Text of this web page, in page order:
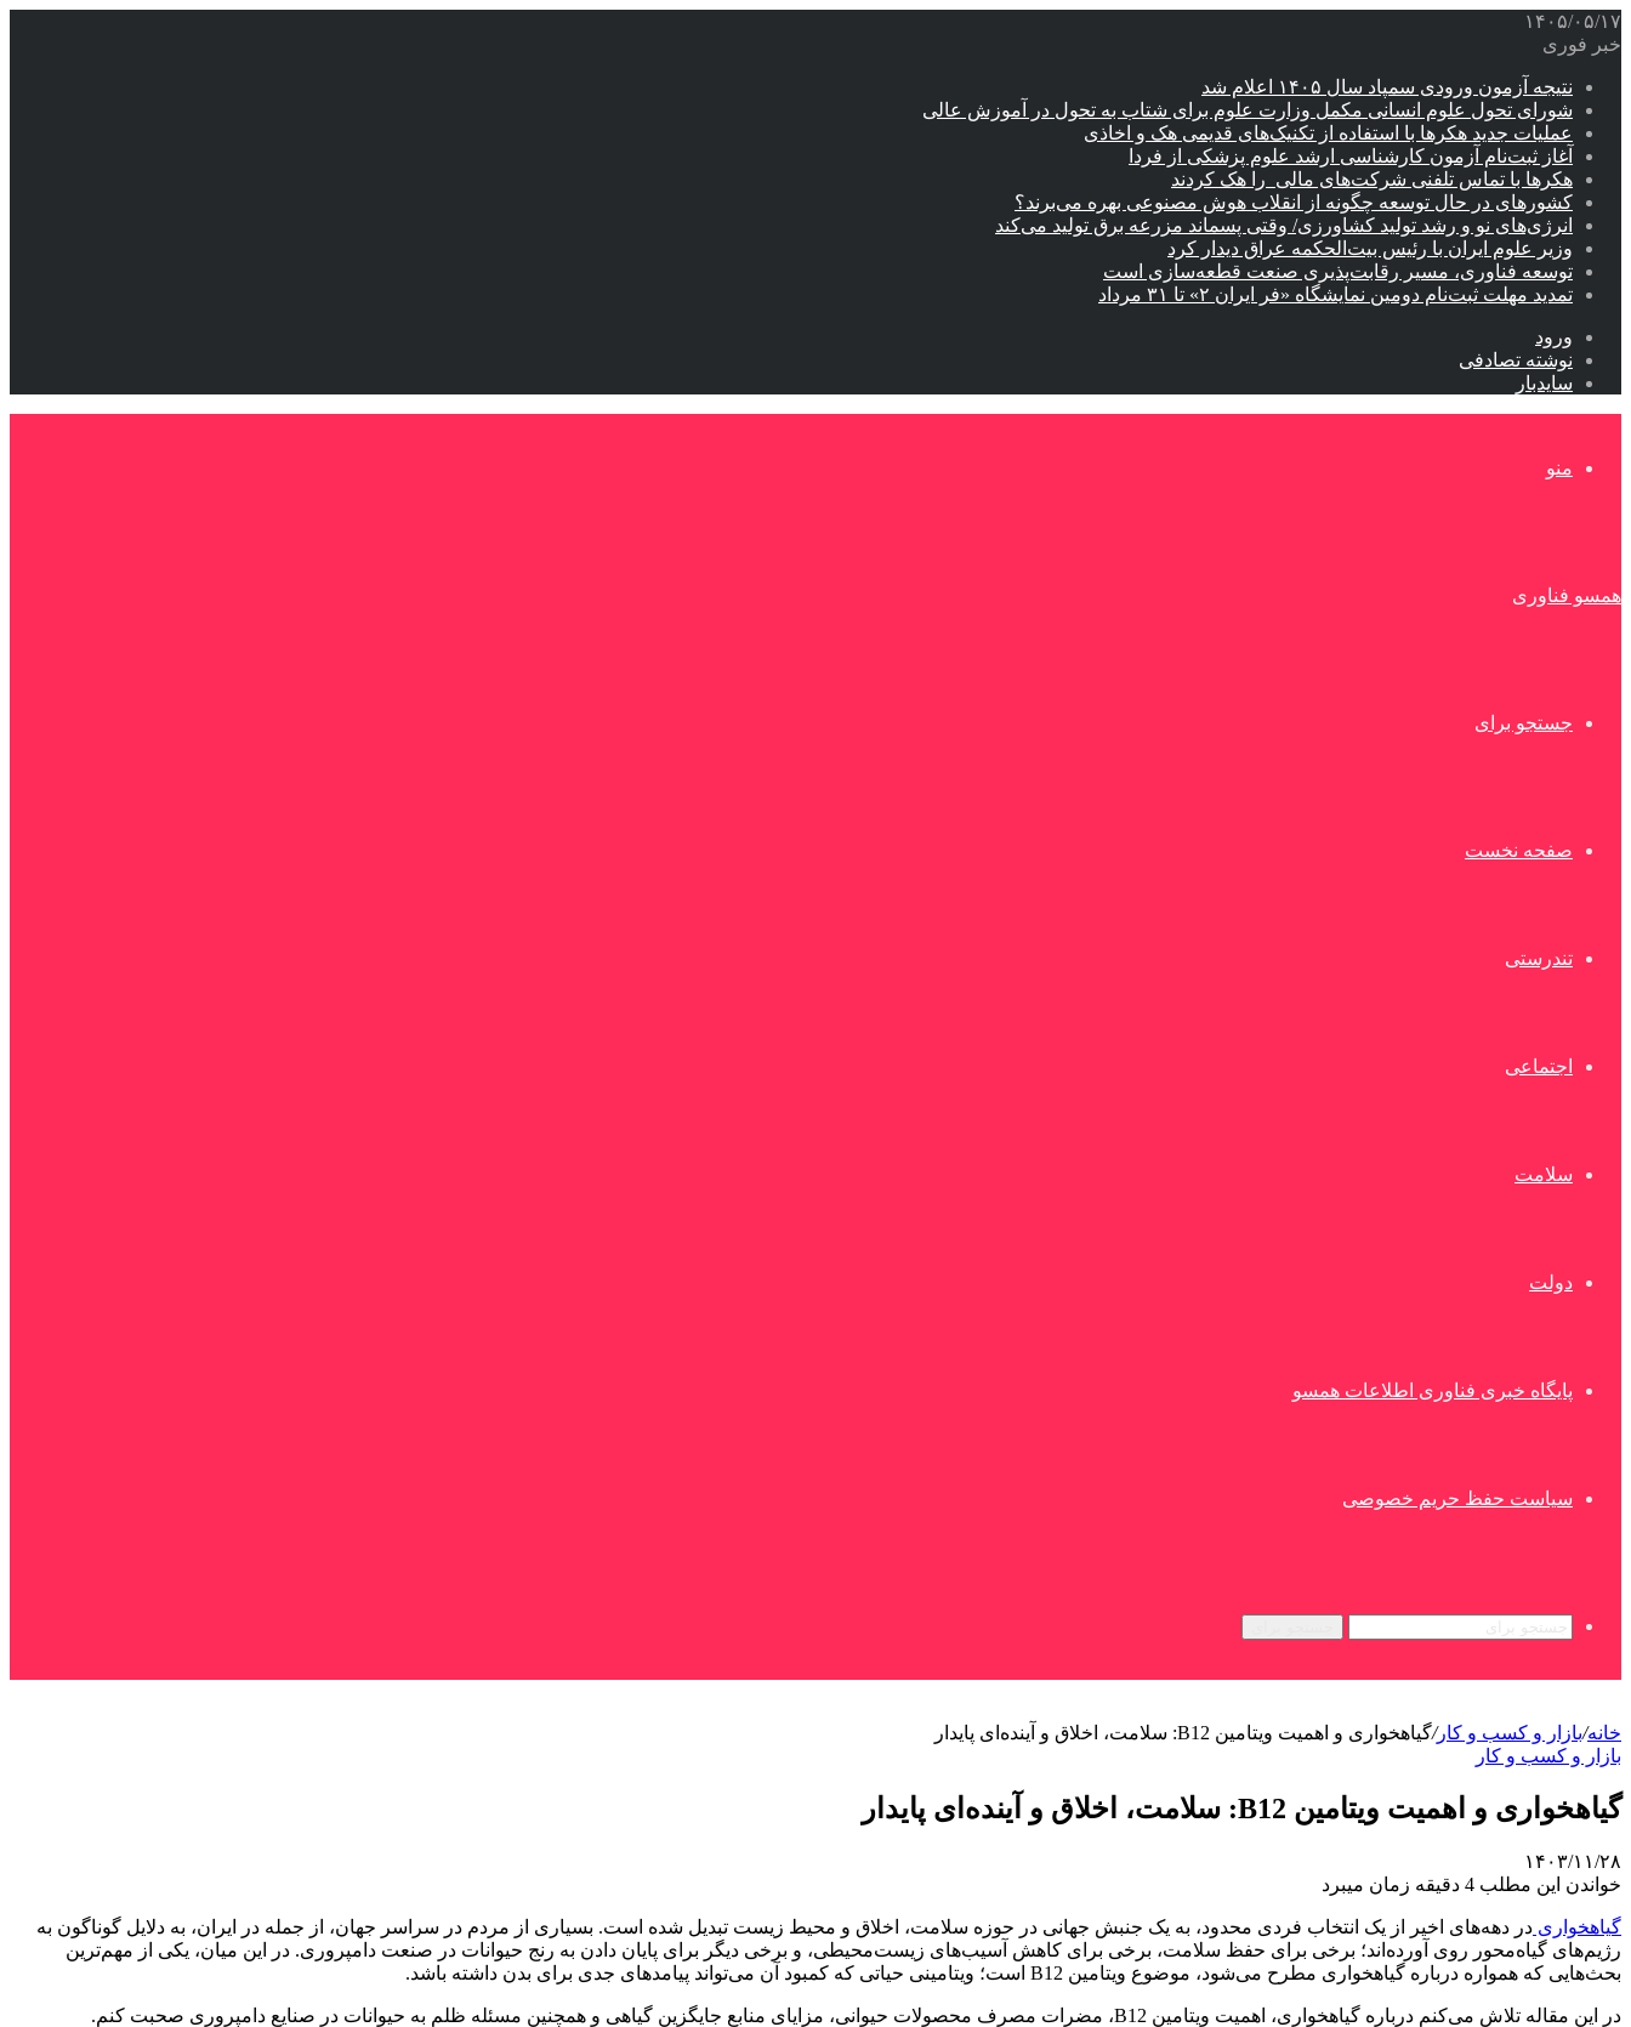
۱۴۰۵/۰۵/۱۷
خبر فوری
نتیجه آزمون ورودی سمپاد سال ۱۴۰۵ اعلام شد
شورای تحول علوم انسانی مکمل وزارت علوم برای شتاب به تحول در آموزش عالی
عملیات جدید هکرها با استفاده از تکنیک‌های قدیمی هک و اخاذی
آغاز ثبت‌نام‌ آزمون کارشناسی ارشد علوم پزشکی از فردا
هکرها با تماس تلفنی شرکت‌های مالی را هک کردند
کشورهای در حال توسعه چگونه از انقلاب هوش مصنوعی بهره می‌برند؟
انرژی‌های نو و رشد تولید کشاورزی/ وقتی پسماند مزرعه‌ برق تولید می‌کند
وزیر علوم ایران با رئیس بیت‌الحکمه عراق دیدار کرد
توسعه فناوری، مسیر رقابت‌پذیری صنعت قطعه‌سازی است
تمدید مهلت ثبت‌نام دومین نمایشگاه «فر ایران ۲» تا ۳۱ مرداد
ورود
نوشته تصادفی
سایدبار
منو
همسو فناوری
جستجو برای
صفحه نخست
تندرستی
اجتماعی
سلامت
دولت
پایگاه خبری فناوری اطلاعات همسو
سیاست حفظ حریم خصوصی
خانه/بازار و کسب و کار/گیاهخواری و اهمیت ویتامین B12: سلامت، اخلاق و آینده‌ای پایدار
بازار و کسب و کار
گیاهخواری و اهمیت ویتامین B12: سلامت، اخلاق و آینده‌ای پایدار
۱۴۰۳/۱۱/۲۸
خواندن این مطلب 4 دقیقه زمان میبرد
گیاهخواری در دهه‌های اخیر از یک انتخاب فردی محدود، به یک جنبش جهانی در حوزه سلامت، اخلاق و محیط زیست تبدیل شده است. بسیاری از مردم در سراسر جهان، از جمله در ایران، به دلایل گوناگون به
رژیم‌های گیاه‌محور روی آورده‌اند؛ برخی برای حفظ سلامت، برخی برای کاهش آسیب‌های زیست‌محیطی، و برخی دیگر برای پایان دادن به رنج حیوانات در صنعت دامپروری. در این میان، یکی از مهم‌ترین
بحث‌هایی که همواره درباره گیاهخواری مطرح می‌شود، موضوع ویتامین B12 است؛ ویتامینی حیاتی که کمبود آن می‌تواند پیامدهای جدی برای بدن داشته باشد.
در این مقاله تلاش می‌کنم درباره گیاهخواری، اهمیت ویتامین B12، مضرات مصرف محصولات حیوانی، مزایای منابع جایگزین گیاهی و همچنین مسئله ظلم به حیوانات در صنایع دامپروری صحبت کنم.